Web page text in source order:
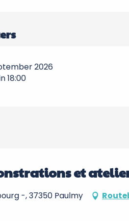
2026
18:00
et
-, 37350 Paulmy